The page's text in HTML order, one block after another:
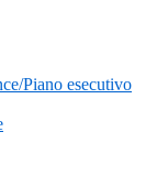
Piano esecutivo